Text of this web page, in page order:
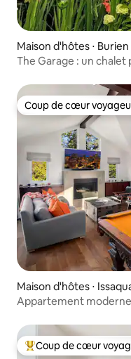
Maison d'hôtes ⋅ Burien
The Garage : un chalet
Coup de cœur
Coup de cœur
Maison d'hôtes ⋅
Appartement moderne
Coups de cœur
Coup de cœur